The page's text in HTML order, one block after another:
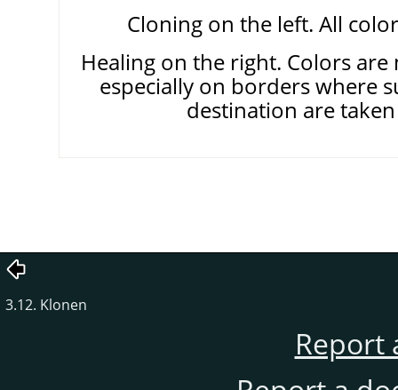
Cloning on the left. All
Healing on the right. Colors
especially on borders where
destination are
3.12. Klonen
Report